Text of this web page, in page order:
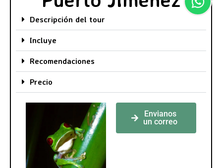
Descripción del tour
Incluye
Recomendaciones
Precio
Envianos
un correo